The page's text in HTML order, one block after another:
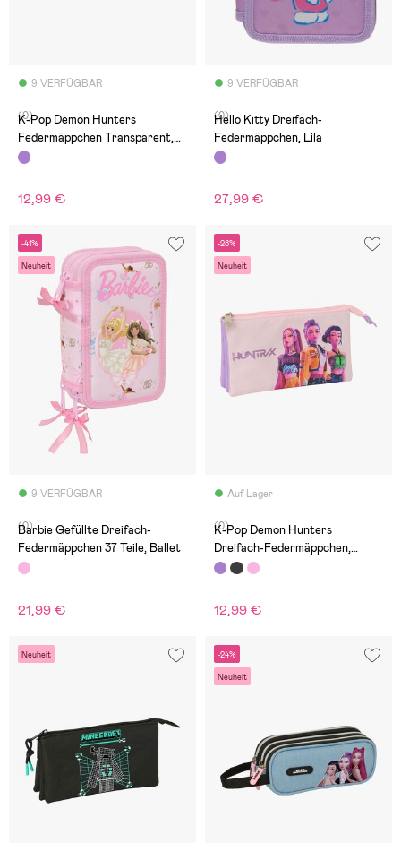
9 VERFÜGBAR
(0)
K-Pop Demon Hunters
Federmäppchen Transparent,
Lila
12,99 €
9 VERFÜGBAR
(0)
Hello Kitty Dreifach-
Federmäppchen, Lila
27,99 €
-41%
Neuheit
9 VERFÜGBAR
(0)
Barbie Gefüllte Dreifach-
Federmäppchen 37 Teile, Ballet
21,99 €
-28%
Neuheit
Auf Lager
(0)
K-Pop Demon Hunters
Dreifach-Federmäppchen,
Iconic
12,99 €
Neuheit -24%
Neuheit